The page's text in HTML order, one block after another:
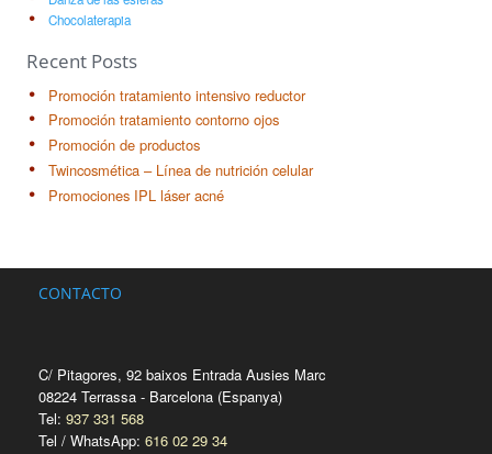
Chocolaterapia
Recent Posts
Promoción tratamiento intensivo reductor
Promoción tratamiento contorno ojos
Promoción de productos
Twincosmética – Línea de nutrición celular
Promociones IPL láser acné
CONTACTO
C/ Pitagores, 92 baixos Entrada Ausies Marc
08224 Terrassa - Barcelona (Espanya)
Tel: 937 331 568
Tel / WhatsApp: 616 02 29 34